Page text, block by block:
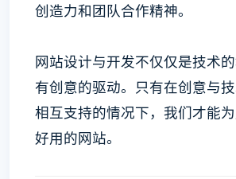
创造力和团队合作精神。
网站设计与开发不仅仅是技术
有创意的驱动。只有在创意与技
相互支持的情况下，我们才能
好用的网站。